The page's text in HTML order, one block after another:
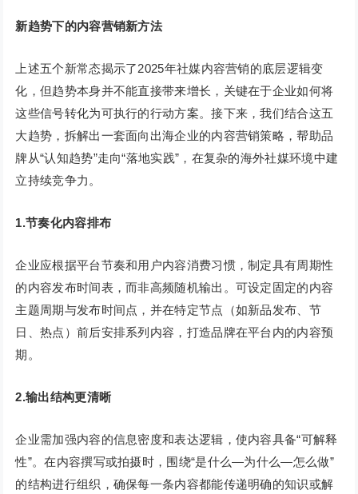
新趋势下的内容营销新方法
上述五个新常态揭示了2025年社媒内容营销的底层逻辑变
化，但趋势本身并不能直接带来增长，关键在于企业如何将
这些信号转化为可执行的行动方案。接下来，我们结合这五
大趋势，拆解出一套面向出海企业的内容营销策略，帮助品
牌从“认知趋势”走向“落地实践”，在复杂的海外社媒环境中建
立持续竞争力。
1.节奏化内容排布
企业应根据平台节奏和用户内容消费习惯，制定具有周期性
的内容发布时间表，而非高频随机输出。可设定固定的内容
主题周期与发布时间点，并在特定节点（如新品发布、节
日、热点）前后安排系列内容，打造品牌在平台内的内容预
期。
2.输出结构更清晰
企业需加强内容的信息密度和表达逻辑，使内容具备“可解释
性”。在内容撰写或拍摄时，围绕“是什么—为什么—怎么做”
的结构进行组织，确保每一条内容都能传递明确的知识或解